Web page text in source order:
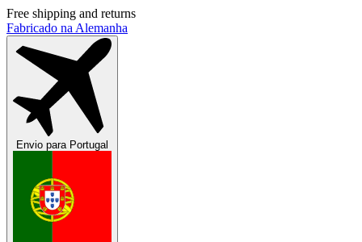
Free shipping and returns
Fabricado na Alemanha
Envio paraPortugal